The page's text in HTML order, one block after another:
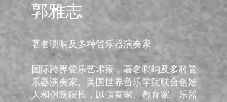
​郭雅志
著名唢呐及多种管乐器演奏家
国际跨界管乐艺术家，著名唢呐及多种管
乐器演奏家。美国世界音乐学院联合创始
人和创院院长，以演奏家、教育家、乐器